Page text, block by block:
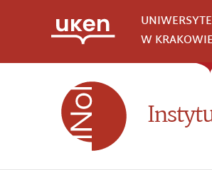
W KRAKOWIE